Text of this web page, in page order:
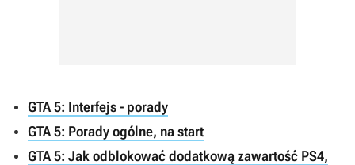
GTA 5: Interfejs - porady
GTA 5: Porady ogólne, na start
GTA 5: Jak odblokować dodatkową zawartość PS4,